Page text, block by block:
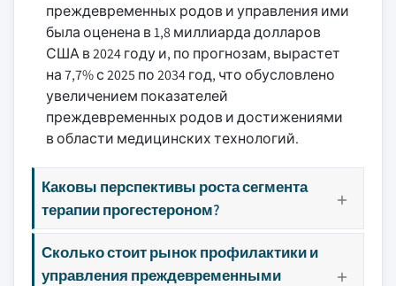
преждевременных родов и управления ими
была оценена в 1,8 миллиарда долларов
США в 2024 году и, по прогнозам, вырастет
на 7,7% с 2025 по 2034 год, что обусловлено
увеличением показателей
преждевременных родов и достижениями
в области медицинских технологий.
Каковы перспективы роста сегмента
терапии прогестероном?
Сколько стоит рынок профилактики и
управления преждевременными